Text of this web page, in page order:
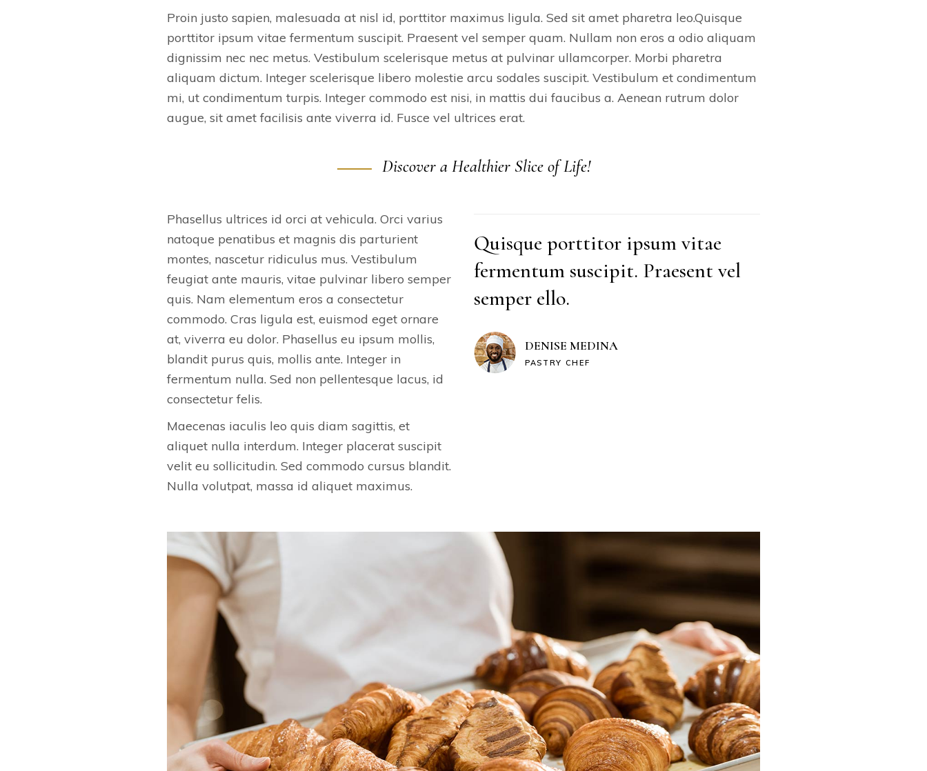
Proin justo sapien, malesuada at nisl id, porttitor maximus ligula. Sed sit amet pharetra leo.Quisque
porttitor ipsum vitae fermentum suscipit. Praesent vel semper quam. Nullam non eros a odio aliquam
dignissim nec nec metus. Vestibulum scelerisque metus at pulvinar ullamcorper. Morbi pharetra
aliquam dictum. Integer scelerisque libero molestie arcu sodales suscipit. Vestibulum et condimentum
mi, ut condimentum turpis. Integer commodo est nisi, in mattis dui faucibus a. Aenean rutrum dolor
augue, sit amet facilisis ante viverra id. Fusce vel ultrices erat.
Discover a Healthier Slice of Life!
Phasellus ultrices id orci at vehicula. Orci varius
natoque penatibus et magnis dis parturient
montes, nascetur ridiculus mus. Vestibulum
feugiat ante mauris, vitae pulvinar libero semper
quis. Nam elementum eros a consectetur
commodo. Cras ligula est, euismod eget ornare
at, viverra eu dolor. Phasellus eu ipsum mollis,
blandit purus quis, mollis ante. Integer in
fermentum nulla. Sed non pellentesque lacus, id
consectetur felis.
Maecenas iaculis leo quis diam sagittis, et
aliquet nulla interdum. Integer placerat suscipit
velit eu sollicitudin. Sed commodo cursus blandit.
Nulla volutpat, massa id aliquet maximus.
Quisque porttitor ipsum vitae
fermentum suscipit. Praesent vel
semper ello.
DENISE MEDINA
PASTRY CHEF